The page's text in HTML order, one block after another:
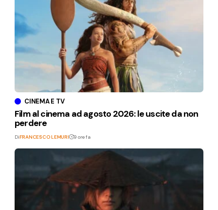
CINEMA E TV
Film al cinema ad agosto 2026: le uscite da non
perdere
DiFRANCESCO LEMURI 9 ore fa